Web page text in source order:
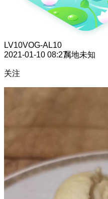
LV10VOG-AL10
2021-01-10 08:27属地未知
关注